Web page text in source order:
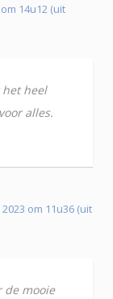
14u12 (uit
het heel
alles.
om 11u36 (uit
de mooie